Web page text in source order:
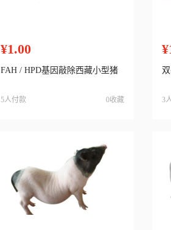
¥1.00
FAH / HPD基因敲除西藏小型猪
5人付款 0收藏 3